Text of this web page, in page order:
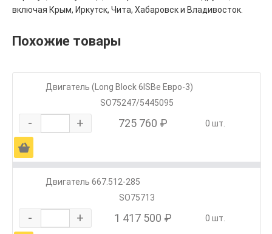
включая Крым, Иркутск, Чита, Хабаровск и Владивосток.
Похожие товары
Двигатель (Long Block 6ISBe Евро-3)
SO75247/5445095
- + 725 760 ₽ 0 шт.
Ä
Двигатель 667.512-285
SO75713
- + 1 417 500 ₽ 0 шт.